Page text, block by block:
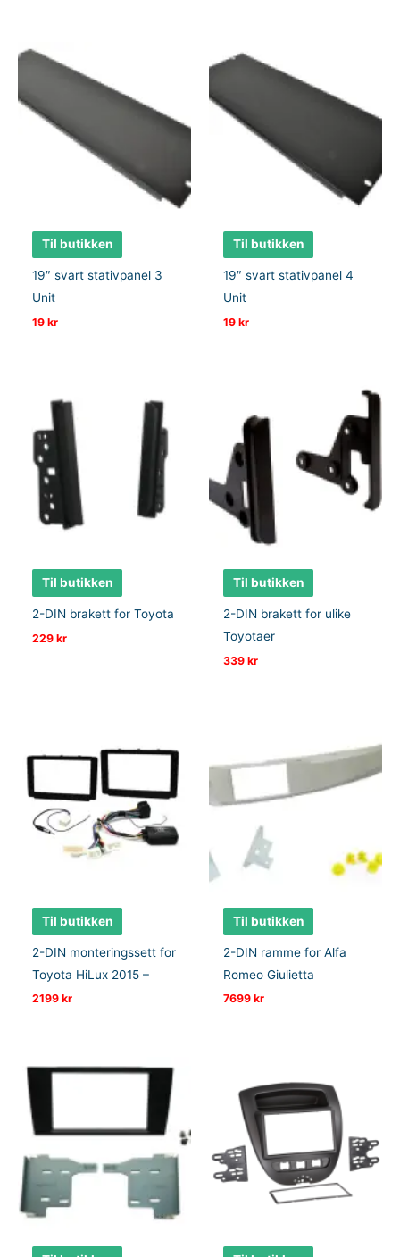
Til butikken
19″ svart stativpanel 3
Unit
19kr
Til butikken
19″ svart stativpanel 4
Unit
19kr
Til butikken
2-DIN brakett for Toyota
229kr
Til butikken
2-DIN brakett for ulike
Toyotaer
339kr
Til butikken
2-DIN monteringssett for
Toyota HiLux 2015 –
2199kr
Til butikken
2-DIN ramme for Alfa
Romeo Giulietta
7699kr